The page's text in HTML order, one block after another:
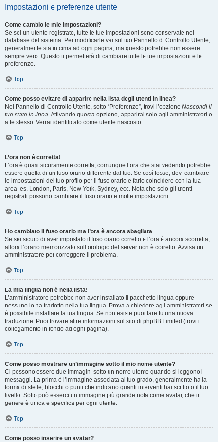
Impostazioni e preferenze utente
Come cambio le mie impostazioni?
Se sei un utente registrato, tutte le tue impostazioni sono conservate nel
database del sistema. Per modificarle vai sul tuo Pannello di Controllo Utente;
generalmente sta in cima ad ogni pagina, ma questo potrebbe non essere
sempre vero. Questo ti permetterà di cambiare tutte le tue impostazioni e le
preferenze.
Top
Come posso evitare di apparire nella lista degli utenti in linea?
Nel Pannello di Controllo Utente, sotto “Preferenze”, trovi l’opzione Nascondi il
tuo stato in linea. Attivando questa opzione, apparirai solo agli amministratori e
a te stesso. Verrai identificato come utente nascosto.
Top
L’ora non è corretta!
L’ora è quasi sicuramente corretta, comunque l’ora che stai vedendo potrebbe
essere quella di un fuso orario differente dal tuo. Se così fosse, devi cambiare
le impostazioni del tuo profilo per il fuso orario e farlo coincidere con la tua
area, es. London, Paris, New York, Sydney, ecc. Nota che solo gli utenti
registrati possono cambiare il fuso orario e molte impostazioni.
Top
Ho cambiato il fuso orario ma l’ora è ancora sbagliata
Se sei sicuro di aver impostato il fuso orario corretto e l’ora è ancora scorretta,
allora l’orario memorizzato sull’orologio del server non è corretto. Avvisa un
amministratore per correggere il problema.
Top
La mia lingua non è nella lista!
L’amministratore potrebbe non aver installato il pacchetto lingua oppure
nessuno lo ha tradotto nella tua lingua. Prova a chiedere agli amministratori se
è possibile installare la tua lingua. Se non esiste puoi fare tu una nuova
traduzione. Puoi trovare altre informazioni sul sito di phpBB Limited (trovi il
collegamento in fondo ad ogni pagina).
Top
Come posso mostrare un’immagine sotto il mio nome utente?
Ci possono essere due immagini sotto un nome utente quando si leggono i
messaggi. La prima è l’immagine associata al tuo grado, generalmente ha la
forma di stelle, blocchi o punti che indicano quanti interventi hai scritto o il tuo
livello. Sotto può esserci un’immagine più grande nota come avatar, che in
genere è unica e specifica per ogni utente.
Top
Come posso inserire un avatar?